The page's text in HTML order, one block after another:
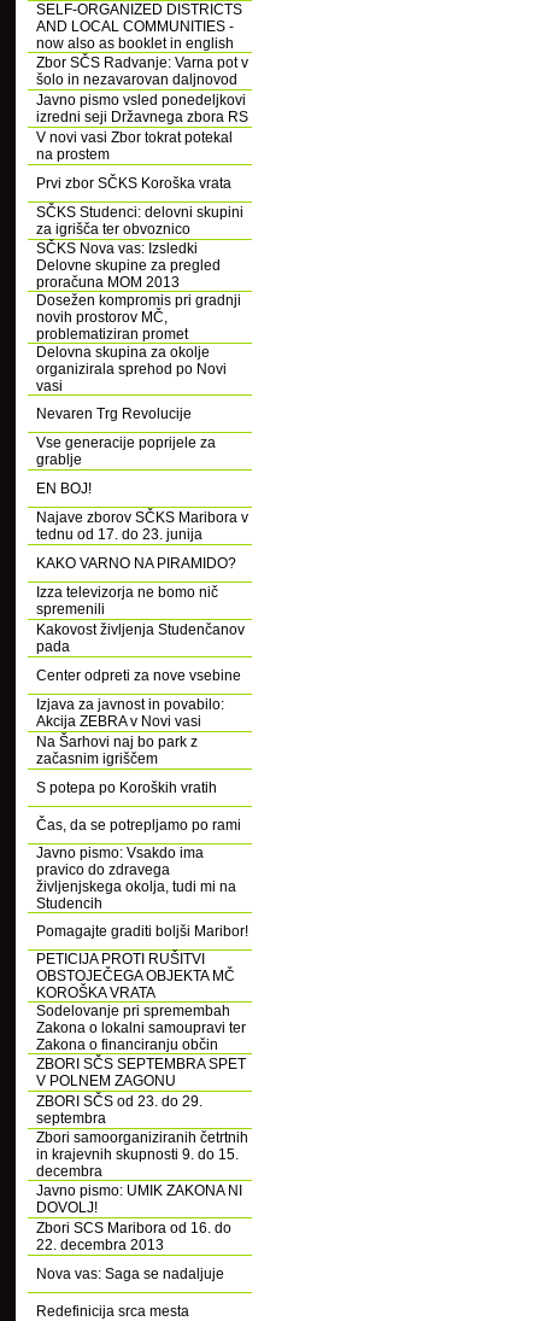
SELF-ORGANIZED DISTRICTS
AND LOCAL COMMUNITIES -
now also as booklet in english
Zbor SČS Radvanje: Varna pot v
šolo in nezavarovan daljnovod
Javno pismo vsled ponedeljkovi
izredni seji Državnega zbora RS
V novi vasi Zbor tokrat potekal
na prostem
Prvi zbor SČKS Koroška vrata
SČKS Studenci: delovni skupini
za igrišča ter obvoznico
SČKS Nova vas: Izsledki
Delovne skupine za pregled
proračuna MOM 2013
Dosežen kompromis pri gradnji
novih prostorov MČ,
problematiziran promet
Delovna skupina za okolje
organizirala sprehod po Novi
vasi
Nevaren Trg Revolucije
Vse generacije poprijele za
grablje
EN BOJ!
Najave zborov SČKS Maribora v
tednu od 17. do 23. junija
KAKO VARNO NA PIRAMIDO?
Izza televizorja ne bomo nič
spremenili
Kakovost življenja Studenčanov
pada
Center odpreti za nove vsebine
Izjava za javnost in povabilo:
Akcija ZEBRA v Novi vasi
Na Šarhovi naj bo park z
začasnim igriščem
S potepa po Koroških vratih
Čas, da se potrepljamo po rami
Javno pismo: Vsakdo ima
pravico do zdravega
življenjskega okolja, tudi mi na
Studencih
Pomagajte graditi boljši Maribor!
PETICIJA PROTI RUŠITVI
OBSTOJEČEGA OBJEKTA MČ
KOROŠKA VRATA
Sodelovanje pri spremembah
Zakona o lokalni samoupravi ter
Zakona o financiranju občin
ZBORI SČS SEPTEMBRA SPET
V POLNEM ZAGONU
ZBORI SČS od 23. do 29.
septembra
Zbori samoorganiziranih četrtnih
in krajevnih skupnosti 9. do 15.
decembra
Javno pismo: UMIK ZAKONA NI
DOVOLJ!
Zbori SCS Maribora od 16. do
22. decembra 2013
Nova vas: Saga se nadaljuje
Redefinicija srca mesta